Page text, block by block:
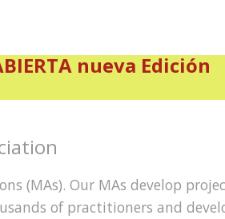
nueva Edición
(MAs). Our MAs develop
of practitioners and